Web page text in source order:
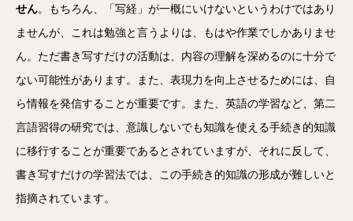
せん。もちろん、「写経」が一概にいけないというわけではあり
ませんが、これは勉強と言うよりは、もはや作業でしかありませ
ん。ただ書き写すだけの活動は、内容の理解を深めるのに十分で
ない可能性があります。また、表現力を向上させるためには、自
ら情報を発信することが重要です。また、英語の学習など、第二
言語習得の研究では、意識しないでも知識を使える手続き的知識
に移行することが重要であるとされていますが、それに反して、
書き写すだけの学習法では、この手続き的知識の形成が難しいと
指摘されています。